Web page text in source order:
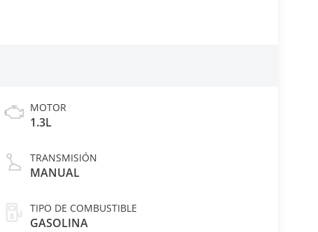
MOTOR
1.3L
TRANSMISIÓN
MANUAL
TIPO DE COMBUSTIBLE
GASOLINA